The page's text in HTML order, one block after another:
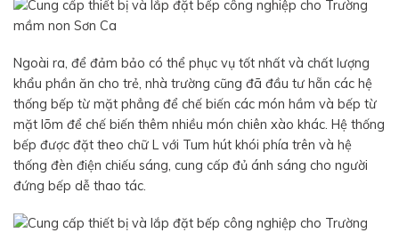
Ngoài ra, để đảm bảo có thể phục vụ tốt nhất và chất lượng
khẩu phần ăn cho trẻ, nhà trường cũng đã đầu tư hẵn các hệ
thống bếp từ mặt phẳng để chế biến các món hầm và bếp từ
mặt lõm để chế biến thêm nhiều món chiên xào khác. Hệ thống
bếp được đặt theo chữ L với Tum hút khói phía trên và hệ
thống đèn điện chiếu sáng, cung cấp đủ ánh sáng cho người
đứng bếp dễ thao tác.